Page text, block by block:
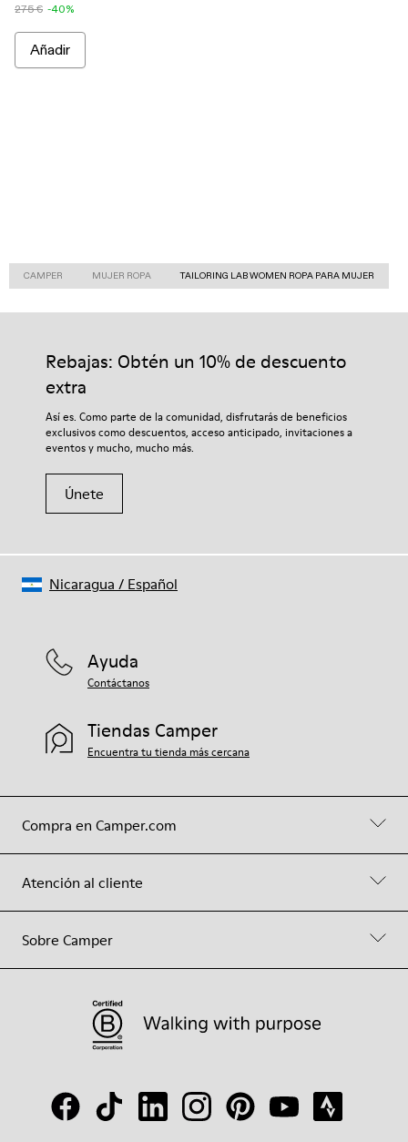
275 € -40%
Añadir
CAMPER MUJER ROPA TAILORING LAB WOMEN ROPA PARA MUJER
Rebajas: Obtén un 10% de descuento
extra
Así es. Como parte de la comunidad, disfrutarás de beneficios
exclusivos como descuentos, acceso anticipado, invitaciones a
eventos y mucho, mucho más.
Únete
Compra en Camper.com
Atención al cliente
Sobre Camper
Ayuda
Contáctanos
Tiendas Camper
Encuentra tu tienda más cercana
Nicaragua / Español